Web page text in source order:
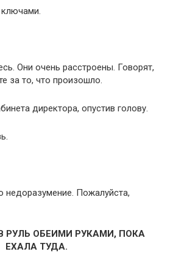
ключами.
Они очень расстроены. Говорят,
за то, что произошло.
директора, опустив голову.
Пожалуйста,
РУЛЬ ОБЕИМИ РУКАМИ, ПОКА
ЕХАЛА ТУДА.